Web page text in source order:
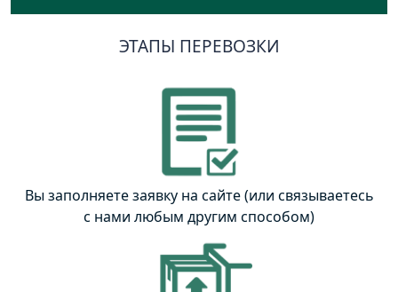
ЭТАПЫ ПЕРЕВОЗКИ
Вы заполняете заявку на сайте (или связываетесь
с нами любым другим способом)